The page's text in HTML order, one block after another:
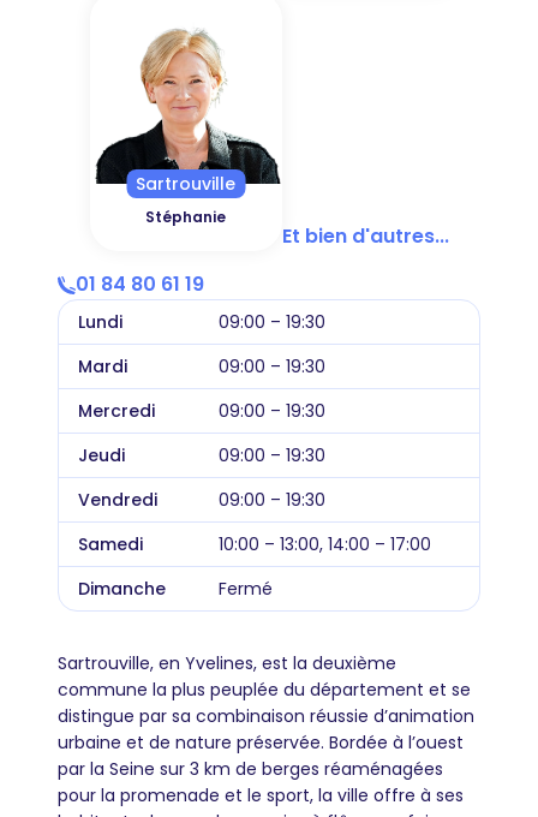
Sartrouville
Stéphanie
Et bien d'autres...
01 84 80 61 19
Lundi
09:00 – 19:30
Mardi
09:00 – 19:30
Mercredi
09:00 – 19:30
Jeudi
09:00 – 19:30
Vendredi
09:00 – 19:30
Samedi
10:00 – 13:00, 14:00 – 17:00
Dimanche
Fermé
Sartrouville, en Yvelines, est la deuxième
commune la plus peuplée du département et se
distingue par sa combinaison réussie d’animation
urbaine et de nature préservée. Bordée à l’ouest
par la Seine sur 3 km de berges réaménagées
pour la promenade et le sport, la ville offre à ses